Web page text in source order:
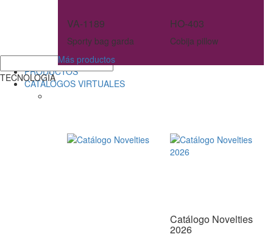
VA-1189
Sporty bag garda
HO-403
Cobija pillow
Más productos
PRODUCTOS
CATÁLOGOS VIRTUALES
Catálogo Novelties
2026
TECNOLOGÍA